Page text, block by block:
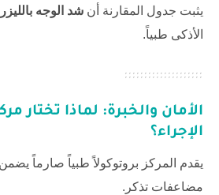
يثبت جدول المقارنة أن شد الوجه
الأذكى طبياً.
الأمان والخبرة: لماذا تختار
الإجراء؟
يقدم المركز بروتوكولاً طبياً صارماً يضمن
مضاعفات تذكر.